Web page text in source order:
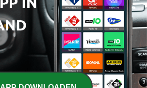
Europa Draait Door